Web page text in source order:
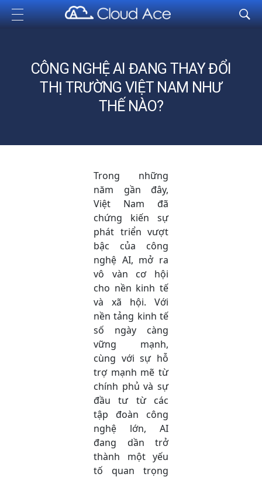
Cloud Ace
Nhà cung cấp giải pháp trên GCP cho doanh nghiệp
CÔNG NGHỆ AI ĐANG THAY ĐỔI
THỊ TRƯỜNG VIỆT NAM NHƯ
THẾ NÀO?
Trong những
năm gần đây,
Việt Nam đã
chứng kiến sự
phát triển vượt
bậc của công
nghệ AI, mở ra
vô vàn cơ hội
cho nền kinh tế
và xã hội. Với
nền tảng kinh tế
số ngày càng
vững mạnh,
cùng với sự hỗ
trợ mạnh mẽ từ
chính phủ và sự
đầu tư từ các
tập đoàn công
nghệ lớn, AI
đang dần trở
thành một yếu
tố quan trọng